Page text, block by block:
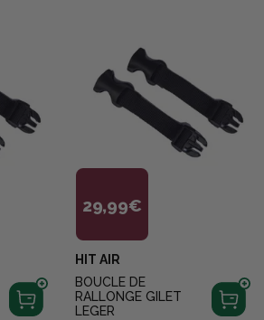
29,99€
HIT AIR
BOUCLE DE
RALLONGE GILET
LEGER